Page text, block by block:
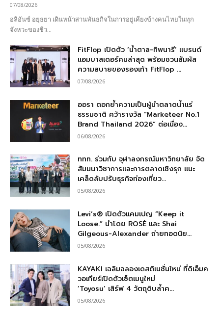
07/08/2026
อลิอันซ์ อยุธยา เดินหน้าสานพันธกิจในการอยู่เคียงข้างคนไทยในทุก
จังหวะของชีว...
FitFlop เปิดตัว ‘น้ำตาล-ทิพนารี’ แบรนด์
แอมบาสเดอร์คนล่าสุด พร้อมชวนสัมผัส
ความสบายของรองเท้า FitFlop ...
07/08/2026
ออรา ตอกย้ำความเป็นผู้นำตลาดน้ำแร่
ธรรมชาติ คว้ารางวัล “Marketeer No.1
Brand Thailand 2026” ต่อเนื่อง...
06/08/2026
ททท. ร่วมกับ จุฬาลงกรณ์มหาวิทยาลัย จัด
สัมมนาวิชาการและการตลาดเชิงรุก แนะ
เคล็ดลับปรับธุรกิจท่องเที่ยว...
05/08/2026
Levi’s® เปิดตัวแคมเปญ “Keep it
Loose.” นำโดย ROSÉ และ Shai
Gilgeous-Alexander ถ่ายทอดนิย...
05/08/2026
KAYAKI เฉลิมฉลองเดสติเนชั่นใหม่ ที่ดิเอ็มค
วอเทียร์เปิดตัวเซ็ตเมนูใหม่
‘Toyosu’ เสิร์ฟ 4 วัตถุดิบล้ำค...
05/08/2026